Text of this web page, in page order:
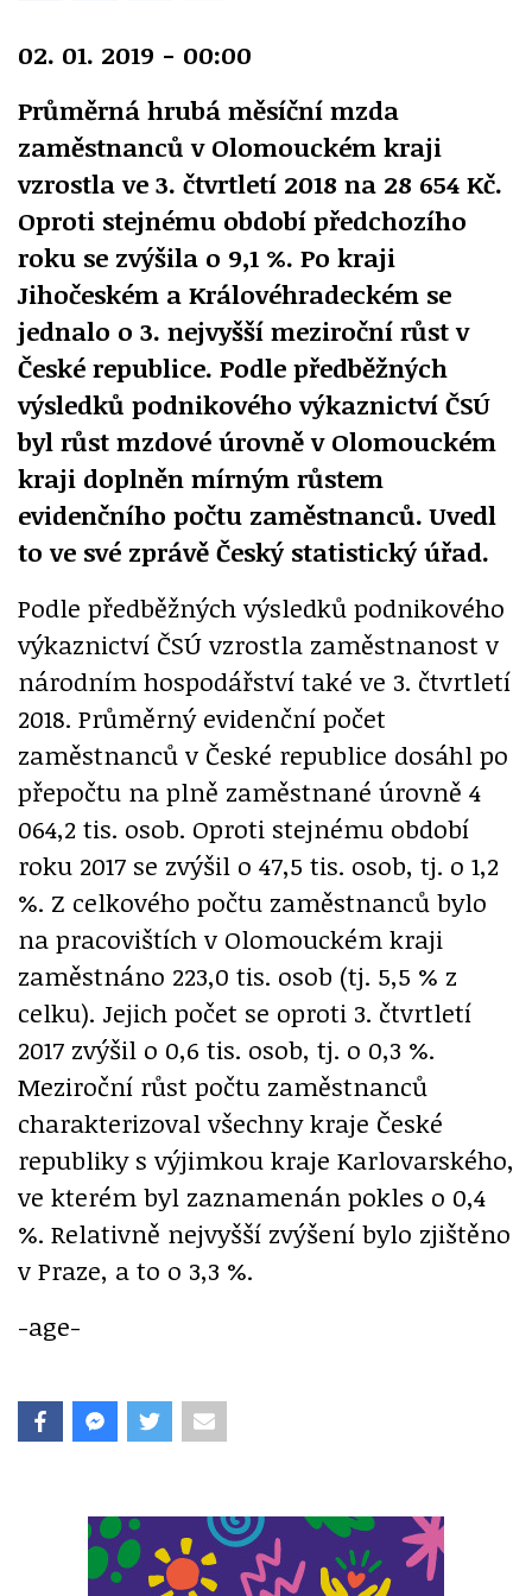
02. 01. 2019 - 00:00
Průměrná hrubá měsíční mzda
zaměstnanců v Olomouckém kraji
vzrostla ve 3. čtvrtletí 2018 na 28 654 Kč.
Oproti stejnému období předchozího
roku se zvýšila o 9,1 %. Po kraji
Jihočeském a Královéhradeckém se
jednalo o 3. nejvyšší meziroční růst v
České republice. Podle předběžných
výsledků podnikového výkaznictví ČSÚ
byl růst mzdové úrovně v Olomouckém
kraji doplněn mírným růstem
evidenčního počtu zaměstnanců. Uvedl
to ve své zprávě Český statistický úřad.
Podle předběžných výsledků podnikového
výkaznictví ČSÚ vzrostla zaměstnanost v
národním hospodářství také ve 3. čtvrtletí
2018. Průměrný evidenční počet
zaměstnanců v České republice dosáhl po
přepočtu na plně zaměstnané úrovně 4
064,2 tis. osob. Oproti stejnému období
roku 2017 se zvýšil o 47,5 tis. osob, tj. o 1,2
%. Z celkového počtu zaměstnanců bylo
na pracovištích v Olomouckém kraji
zaměstnáno 223,0 tis. osob (tj. 5,5 % z
celku). Jejich počet se oproti 3. čtvrtletí
2017 zvýšil o 0,6 tis. osob, tj. o 0,3 %.
Meziroční růst počtu zaměstnanců
charakterizoval všechny kraje České
republiky s výjimkou kraje Karlovarského,
ve kterém byl zaznamenán pokles o 0,4
%. Relativně nejvyšší zvýšení bylo zjištěno
v Praze, a to o 3,3 %.
-age-